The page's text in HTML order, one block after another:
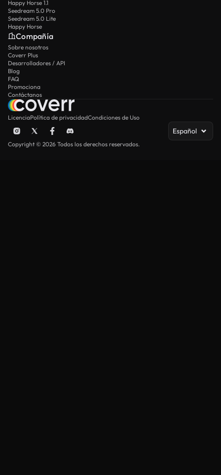
Happy Horse 1.1
Seedream 5.0 Pro
Seedream 5.0 Lite
Happy Horse
Compañía
Sobre nosotros
Coverr Plus
Desarrolladores / API
Blog
FAQ
Promociona
Contáctanos
LicenciaPolítica de privacidadCondiciones de Uso
Español
Copyright © 2026 Todos los derechos reservados.